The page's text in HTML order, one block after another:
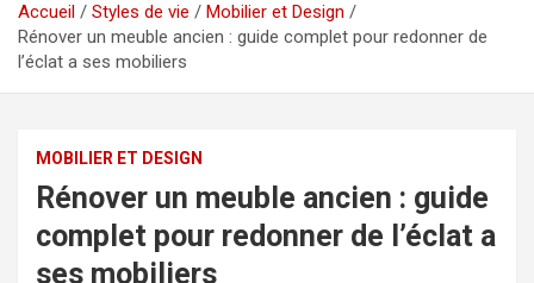
Accueil Styles de vie
Mobilier et Design
Rénover un meuble ancien : guide complet pour redonner de
l’éclat a ses mobiliers
MOBILIER ET DESIGN
Rénover un meuble ancien : guide
complet pour redonner de l’éclat a
ses mobiliers